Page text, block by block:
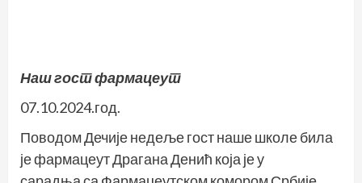
Наш гост фармацеут
07.10.2024.год.
Поводом Дечије недеље гост наше школе била
је фармацеут Драгана Денић која је у